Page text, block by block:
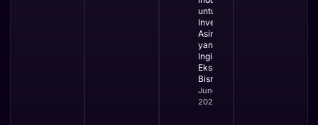
untuk
Investor
Asing
yang
Ingin
Ekspansi
Bisnis
June 3,
2026